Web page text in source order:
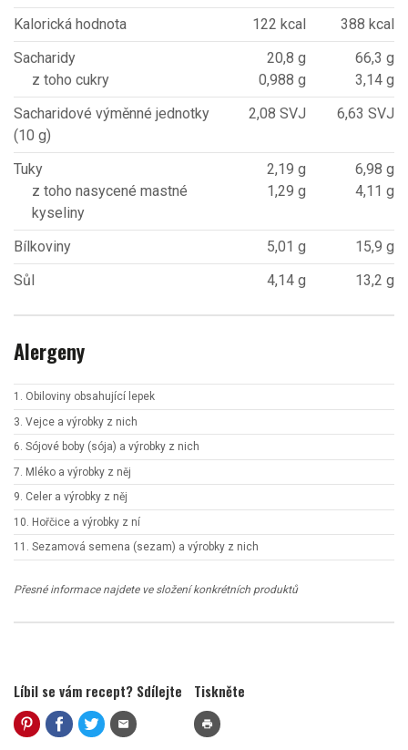
Kalorická hodnota 122 kcal
388 kcal
Sacharidy
z toho cukry
20,8 g
0,988 g
66,3 g
3,14 g
Sacharidové výměnné jednotky
(10 g)
2,08 SVJ 6,63 SVJ
Tuky
z toho nasycené mastné
kyseliny
2,19 g
1,29 g
6,98 g
4,11 g
Bílkoviny 5,01 g
15,9 g
Sůl
4,14 g 13,2 g
Alergeny
1. Obiloviny obsahující lepek
3. Vejce a výrobky z nich
6. Sójové boby (sója) a výrobky z nich
7. Mléko a výrobky z něj
9. Celer a výrobky z něj
10. Hořčice a výrobky z ní
11. Sezamová semena (sezam) a výrobky z nich
Přesné informace najdete ve složení konkrétních produktů
Líbil se vám recept? Sdílejte
mail
Tiskněte
print